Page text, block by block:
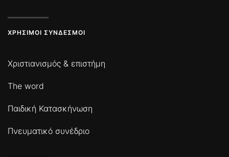
ΧΡΉΣΙΜΟΙ ΣΎΝΔΕΣΜΟΙ
Χριστιανισμός & επιστήμη
The word
Παιδική Κατασκήνωση
Πνευματικό συνέδριο